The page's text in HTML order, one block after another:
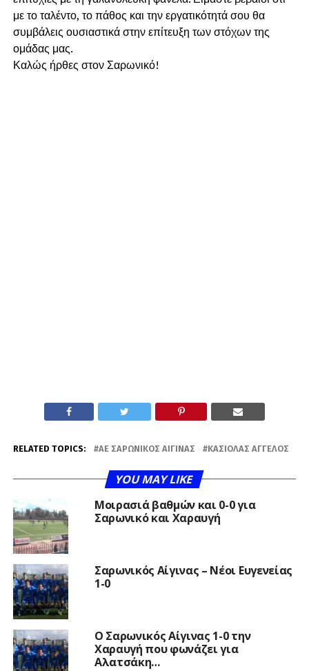
με το ταλέντο, το πάθος και την εργατικότητά σου θα
συμβάλεις ουσιαστικά στην επίτευξη των στόχων της
ομάδας μας.
Καλώς ήρθες στον Σαρωνικό!
RELATED TOPICS: AE ΣΑΡΩΝΙΚΌΣ ΑΊΓΙΝΑΣ ΚΑΣΙΌΛΑΣ ΆΓΓΕΛΟΣ
YOU MAY LIKE
Μοιρασιά βαθμών και 0-0 για
Σαρωνικό και Χαραυγή
Σαρωνικός Αίγινας – Νέοι Ευγενείας
1-0
Ο Σαρωνικός Αίγινας 1-0 την
Χαραυγή που φωνάζει για
Αλατσάκη…